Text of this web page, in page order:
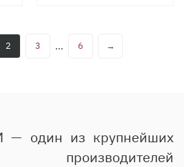
2 3 ... 6 →
— один из крупнейших
производителей